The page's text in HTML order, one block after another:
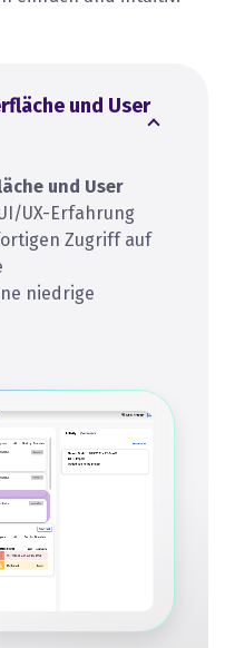
und User
und User
UX-Erfahrung
Zugriff auf
niedrige